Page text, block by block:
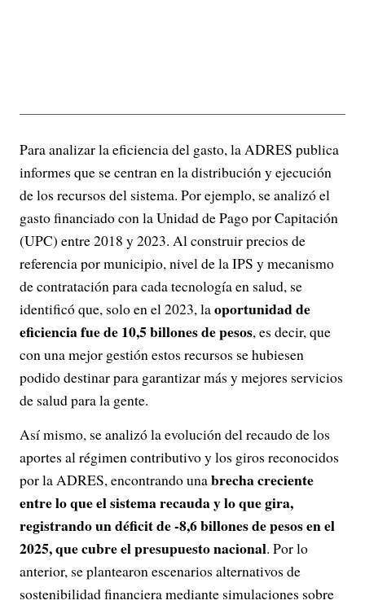
Para analizar la eficiencia del gasto, la ADRES publica
informes que se centran en la distribución y ejecución
de los recursos del sistema. Por ejemplo, se analizó el
gasto financiado con la Unidad de Pago por Capitación
(UPC) entre 2018 y 2023. Al construir precios de
referencia por municipio, nivel de la IPS y mecanismo
de contratación para cada tecnología en salud, se
identificó que, solo en el 2023, laoportunidad de
eficiencia fue de 10,5 billones de pesos, es decir, que
con una mejor gestión estos recursos se hubiesen
podido destinar para garantizar más y mejores servicios
de salud para la gente.
Así mismo, se analizó la evolución del recaudo de los
aportes al régimen contributivo y los giros reconocidos
por la ADRES, encontrando unabrecha creciente
entre lo que el sistema recauda y lo que gira,
registrando un déficit de -8,6 billones de pesos en el
2025, que cubre el presupuesto nacional. Por lo
anterior, se plantearon escenarios alternativos de
sostenibilidad financiera mediante simulaciones sobre